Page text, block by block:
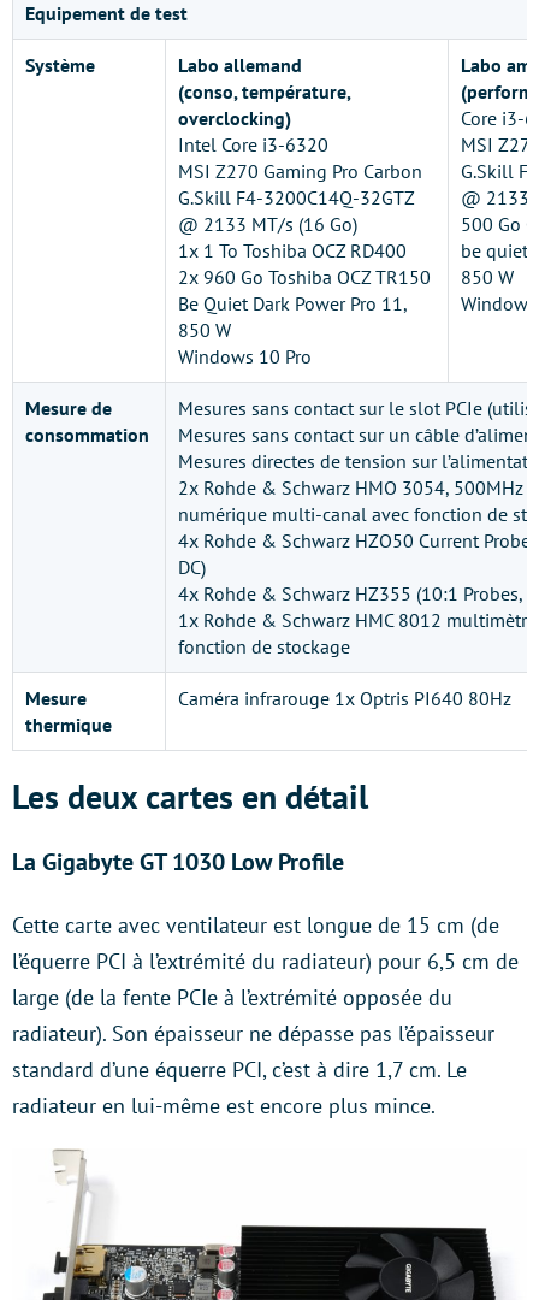
Equipement de test
Système
Labo allemand
(conso, température,
overclocking)
Intel Core i3-6320
MSI Z270 Gaming Pro Carbon
G.Skill F4-3200C14Q-32GTZ
@ 2133 MT/s (16 Go)
1x 1 To Toshiba OCZ RD400
2x 960 Go Toshiba OCZ TR150
Be Quiet Dark Power Pro 11,
850 W
Windows 10 Pro
Labo
Core i3-
MSI
G.Skill
@ 2133
500 Go
be quiet
850 W
Mesure de
consommation
Mesures sans contact sur le slot PCIe
Mesures sans contact sur un câble
Mesures directes de tension sur
2x Rohde & Schwarz HMO 3054, 500MHz
numérique multi-canal avec fonction de
4x Rohde & Schwarz HZO50 Current Probe
DC)
4x Rohde & Schwarz HZ355 (10:1 Probes,
1x Rohde & Schwarz HMC 8012
fonction de stockage
Mesure
thermique
Caméra infrarouge 1x Optris PI640 80Hz
Les deux cartes en détail
La Gigabyte GT 1030 Low Profile
Cette carte avec ventilateur est longue de 15 cm (de
l’équerre PCI à l’extrémité du radiateur) pour 6,5 cm de
large (de la fente PCIe à l’extrémité opposée du
radiateur). Son épaisseur ne dépasse pas l’épaisseur
standard d’une équerre PCI, c’est à dire 1,7 cm. Le
radiateur en lui-même est encore plus mince.